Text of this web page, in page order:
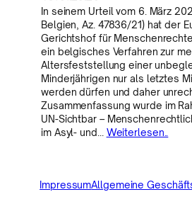
In seinem Urteil vom 6. März
Belgien, Az. 47836/21) hat der
Gerichtshof für
ein belgisches Verfahren zur
Altersfeststellung einer
Minderjährigen nur als letztes
werden dürfen und daher
Zusammenfassung wurde im
UN-Sichtbar –
im Asyl- und… Weiterlesen..
ImpressumAllgemeine